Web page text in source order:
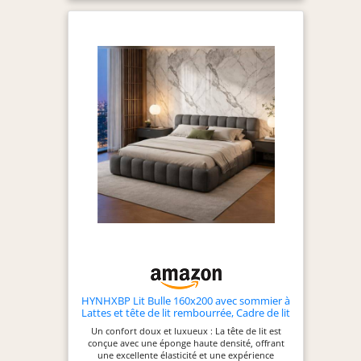
répondre aux besoins de différentes personnes, et
convient à différentes hauteurs de matelas, ce qui
vous permet de nombreuses possibilités d'assurer
une position de sommeil plus confortable. Design
Élégant et Tendance: Style moderne et épuré, ce lit
avec rangement s’harmonise avec tous les types
de décoration (scandinave, contemporaine ou
bohème). Couleur neutre pour une polyvalence
maximale. Facile à Monter : les instructions
d'installation de ce lit tiroir 2 places (français non
garanti) sont précises et détaillées. Vous pouvez
facilement effectuer toutes les étapes d'installation
selon les instructions (français non garanti).
REMARQUE : ce produit contient 2 paquets. Les 2
colis peuvent ne pas arriver en même temps,
HYNHXBP Lit Bulle 160x200 avec sommier à
Lattes et tête de lit rembourrée, Cadre de lit
Bas, Lit Double capitonné,Lin, sans Matelas
(Gris, 160 x 200 cm)
Un confort doux et luxueux : La tête de lit est
conçue avec une éponge haute densité, offrant
une excellente élasticité et une expérience